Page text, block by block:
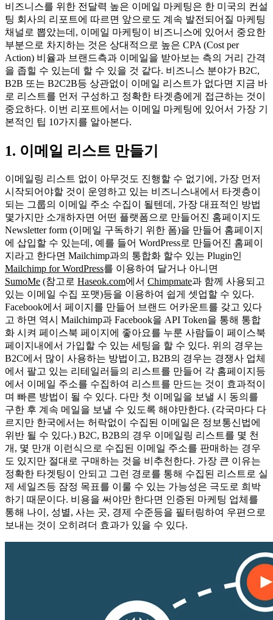
비즈니스를 위한 전달력 높은 이메일 마케팅은 한 미국의 컨설
팅 회사의 리포트에 따르면 앞으로도 계속 발전되어질 마케팅
채널로 뽑았는데, 이메일 마케팅이 비즈니스에 있어서 중요한
부분으로 차지하는 것은 상대적으로 높은 CPA (Cost per
Action) 비율과 브랜드측과 이메일을 받아보는 측의 거리 간격
을 좁힐 수 있는데 할 수 있을 것 같다. 비즈니스 분야가 B2C,
B2B 또는 B2C2B등 상관없이 이메일 리스트가 없다면 지금 바
로 리스트를 먼저 구성하고 정확한 타겟층에게 접근하는 것이
중요하다. 이번 리포트에서는 이메일 마케팅에 있어서 가장 기
본적인 팁 10가지를 알아본다.
1. 이메일 리스트 만들기
이메일링 리스트 없이 아무것도 진행할 수 없기에, 가장 먼저
시작되어야할 것이 운영하고 있는 비즈니스내에서 타겟층이
되는 그룹의 이메일 주소 수집이 될텐데, 가장 대표적인 방법
몇가지만 소개하자면 어떤 플랫폼으로 만들어진 홈페이지도
Newsletter form (이메일 구독하기 위한 폼)을 만들어 홈페이지
에 삽입할 수 있는데, 예를 들어 WordPress로 만들어진 홈페이
지라고 한다면 Mailchimp과의 통합화 할수 있는 Plugin인
Mailchimp for WordPress를 이용하여 달거나 아니면
SumoMe (참고로 Haseok.com에서 Chimpmate과 함께 사용되고
있는 이메일 수집 포맷)등을 이용하여 쉽게 셋업할 수 있다.
Facebook에서 페이지를 만들어 브랜드 어카운트를 갖고 있다
고 하면 역시 Mailchimp과 Facebook을 API Token을 통해 통합
화 시켜 페이스북 페이지에 좋아요를 누룬 사람들이 페이스북
페이지내에서 가입할 수 있는 세팅을 할 수 있다. 위의 경우는
B2C에서 많이 사용하는 방법이고, B2B의 경우는 경쟁사 업체
에서 팔고 있는 리테일러들의 리스트를 만들어 각 홈페이지등
에서 이메일 주소를 수집하여 리스트를 만드는 것이 효과적이
며 빠른 방법이 될 수 있다. 다만 첫 이메일을 보낼 시 동의를
구한 후 계속 메일을 보낼 수 있도록 해야만한다. (각국마다 다
르지만 한국에서는 허락없이 수집된 이메일은 정보통신법에
위반 될 수 있다.) B2C, B2B의 경우 이메일링 리스트를 몇 천
개, 몇 만개 이런식으로 수집된 이메일 주소를 판매하는 경우
도 있지만 절대로 구매하는 것을 비추천한다. 가장 큰 이유는
정확한 타겟팅이 안되고 그런 경로를 통해 수집된 리스트로 실
제 세일즈등 잠정 목표를 이룰 수 있는 가능성은 극도로 희박
하기 때문이다. 비용을 써야만 한다면 인증된 마케팅 업체를
통해 나이, 성별, 사는 곳, 경제 수준등을 필터링하여 우편으로
보내는 것이 오히려더 효과가 있을 수 있다.